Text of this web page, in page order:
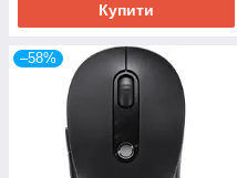
Купити
–58%